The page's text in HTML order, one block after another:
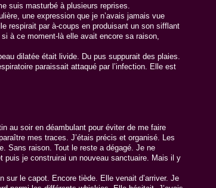
suis masturbé à plusieurs reprises.
une expression que je n’avais jamais vue
respirait par à-coups en produisant un son sifflant
à ce moment-là elle avait encore sa raison,
dilatée était livide. Du pus suppurait des plaies.
paraissait attaqué par l’infection. Elle est
au soir en déambulant pour éviter de me faire
mes traces. J’étais précis et organisé. Les
Sans raison. Tout le reste a dégagé. Je ne
je construirai un nouveau sanctuaire. Mais il y
sur le capot. Encore tiède. Elle venait d’arriver. Je